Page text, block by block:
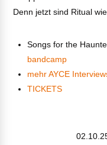
Denn jetzt sind Ritual
Songs for the
bandcamp
mehr AYCE
TICKETS